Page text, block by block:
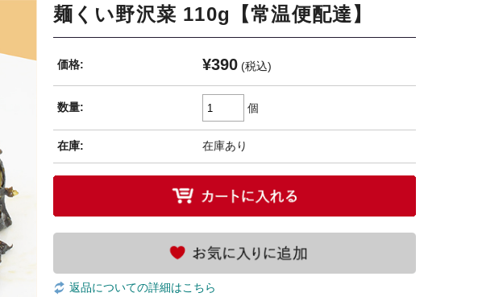
麺くい野沢菜 110g【常温便配達】
価格: ¥390 (税込)
数量: 個
在庫: 在庫あり
返品についての詳細はこちら